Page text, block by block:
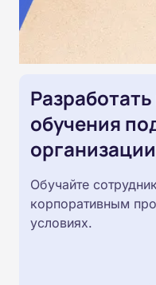
обучения
организации
Обучайте
корпоративным
условиях.